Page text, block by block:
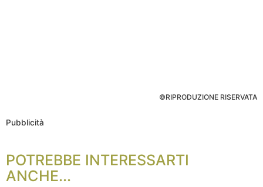
©RIPRODUZIONE RISERVATA
Pubblicità
POTREBBE INTERESSARTI
ANCHE...